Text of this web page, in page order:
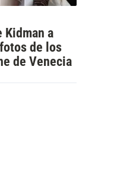
Kidman a
de los
de Venecia